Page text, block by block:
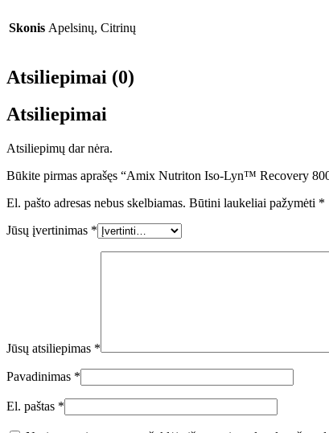
Skonis Apelsinų, Citrinų
Atsiliepimai (0)
Atsiliepimai
Atsiliepimų dar nėra.
Būkite pirmas aprašęs “Amix Nutriton Iso-Lyn™ Recovery
El. pašto adresas nebus skelbiamas. Būtini laukeliai pažymėti *
Jūsų įvertinimas *
Jūsų atsiliepimas *
Pavadinimas *
El. paštas *